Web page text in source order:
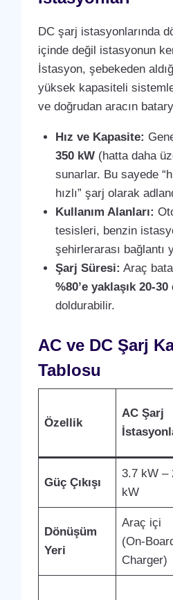
DC şarj istasyonlarında
içinde değil istasyonun
İstasyon, şebekeden
yüksek kapasiteli
ve doğrudan aracın
Hız ve Kapasite:
350 kW (hatta daha
sunarlar. Bu sayede
hızlı” şarj olarak
Kullanım Alanları:
tesisleri, benzin
şehirlerarası bağlantı
Şarj Süresi: Araç
%80’e yaklaşık 20-
doldurabilir.
AC ve DC Şarj
Tablosu
Özellik
AC Şarj
Güç Çıkışı
3.7 kW –
kW
Dönüşüm
Yeri
Araç içi
(On-
Charger)